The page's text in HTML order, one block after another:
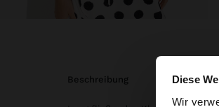
Diese
Wir
beschreibung